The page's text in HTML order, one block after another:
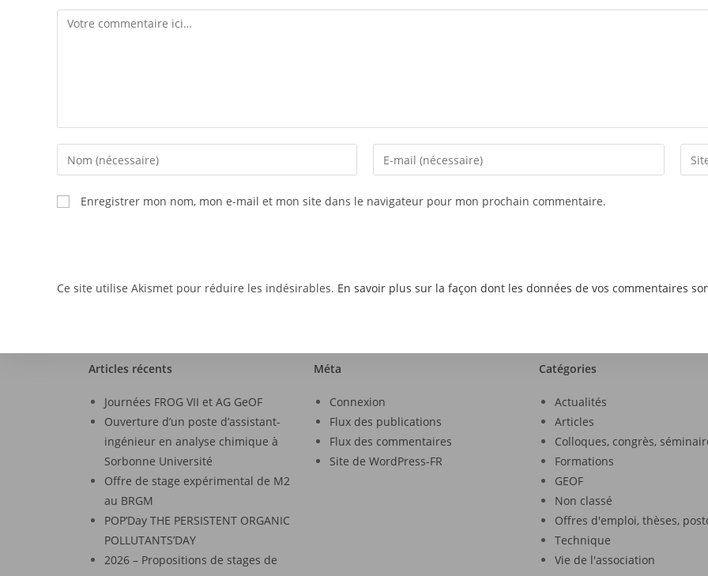
Enregistrer mon nom, mon e-mail et mon site dans le navigateur pour mon prochain commentaire.
Ce site utilise Akismet pour réduire les indésirables. En savoir plus sur la façon dont les données de vos commentaires
Articles récents
Journées FROG VII et AG GeOF
Ouverture d’un poste d’assistant-
ingénieur en analyse chimique à
Sorbonne Université
Offre de stage expérimental de M2
au BRGM
POP’Day THE PERSISTENT ORGANIC
POLLUTANTS’DAY
2026 – Propositions de stages de
Méta
Connexion
Flux des publications
Flux des commentaires
Site de WordPress-FR
Catégories
Actualités
Articles
Colloques, congrès,
Formations
GEOF
Non classé
Offres d'emploi, thèses,
Technique
Vie de l'association